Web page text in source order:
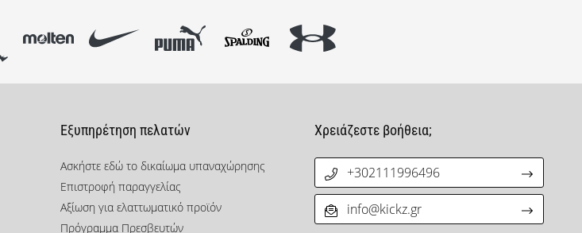
Εξυπηρέτηση πελατών
Ασκήστε εδώ το δικαίωμα υπαναχώρησης
Επιστροφή παραγγελίας
Αξίωση για ελαττωματικό προϊόν
Πρόγραμμα Πρεσβευτών
Χρειάζεστε βοήθεια;
+302111996496
info@kickz.gr